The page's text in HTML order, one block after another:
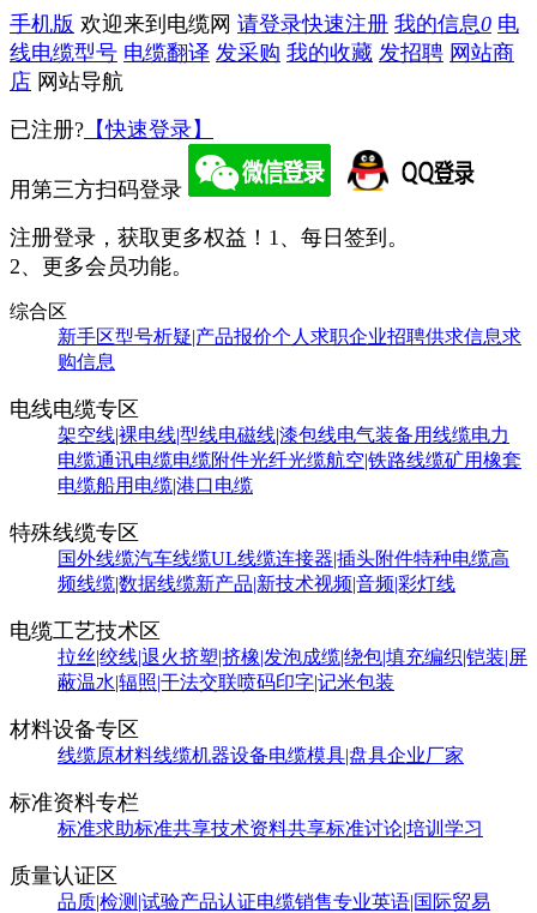
手机版 欢迎来到电缆网 请登录快速注册 我的信息0 电
线电缆型号 电缆翻译 发采购 我的收藏 发招聘 网站商
店 网站导航
已注册? 【快速登录】
用第三方扫码登录
注册登录，获取更多权益！ 1、每日签到。
2、更多会员功能。
综合区
新手区型号析疑|产品报价个人求职企业招聘供求信息求
购信息
电线电缆专区
架空线|裸电线|型线电磁线|漆包线电气装备用线缆电力
电缆通讯电缆电缆附件光纤光缆航空|铁路线缆矿用橡套
电缆船用电缆|港口电缆
特殊线缆专区
国外线缆汽车线缆UL线缆连接器|插头附件特种电缆高
频线缆|数据线缆新产品|新技术视频|音频|彩灯线
电缆工艺技术区
拉丝|绞线|退火挤塑|挤橡|发泡成缆|绕包|填充编织|铠装|屏
蔽温水|辐照|干法交联喷码印字|记米包装
材料设备专区
线缆原材料线缆机器设备电缆模具|盘具企业厂家
标准资料专栏
标准求助标准共享技术资料共享标准讨论|培训学习
质量认证区
品质|检测|试验产品认证电缆销售专业英语|国际贸易